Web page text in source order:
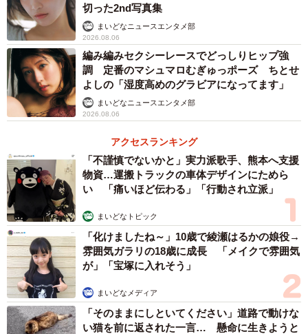
切った2nd写真集
まいどなニュースエンタメ部
2026.08.06
編み編みセクシーレースでどっしりヒップ強
調 定番のマシュマロむぎゅっポーズ ちとせ
よしの「湿度高めのグラビアになってます」
まいどなニュースエンタメ部
2026.08.06
アクセスランキング
「不謹慎でないかと」実力派歌手、熊本へ支援
物資…運搬トラックの車体デザインにためら
い 「痛いほど伝わる」「行動され立派」
まいどなトピック
「化けましたね～」10歳で綾瀬はるかの娘役→
雰囲気ガラリの18歳に成長 「メイクで雰囲気
が」「宝塚に入れそう」
まいどなメディア
「そのままにしといてください」道路で動けな
い猫を前に返された一言… 懸命に生きようと